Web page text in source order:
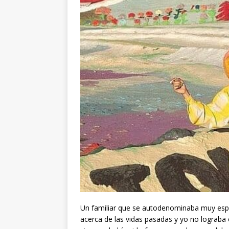
Un familiar que se autodenominaba muy
acerca de las vidas pasadas y yo no